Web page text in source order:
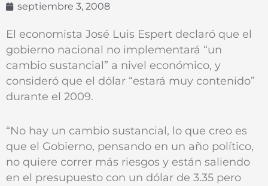
septiembre 3, 2008
El economista José Luis Espert declaró que el
gobierno nacional no implementará “un
cambio sustancial” a nivel económico, y
consideró que el dólar “estará muy contenido”
durante el 2009.
“No hay un cambio sustancial, lo que creo es
que el Gobierno, pensando en un año político,
no quiere correr más riesgos y están saliendo
en el presupuesto con un dólar de 3.35 pero